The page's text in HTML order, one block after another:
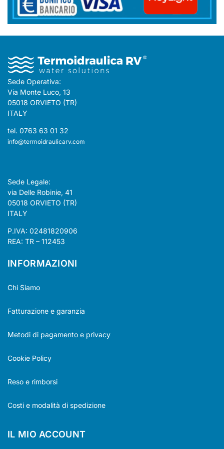
Sede Operativa:
Via Monte Luco, 13
05018 ORVIETO (TR)
ITALY
tel. 0763 63 01 32
info@termoidraulicarv.com
Sede Legale:
via Delle Robinie, 41
05018 ORVIETO (TR)
ITALY
P.IVA: 02481820906
REA: TR – 112453
INFORMAZIONI
Chi Siamo
Fatturazione e garanzia
Metodi di pagamento e privacy
Cookie Policy
Reso e rimborsi
Costi e modalità di spedizione
IL MIO ACCOUNT